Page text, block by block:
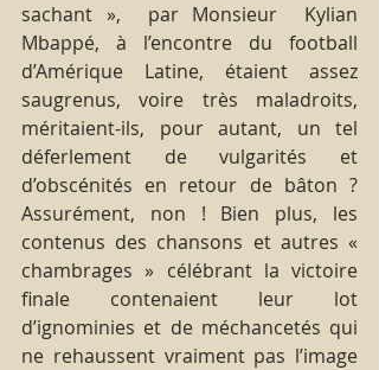
sachant »,  par Monsieur  Kylian
Mbappé, à l’encontre du football
d’Amérique Latine, étaient assez
saugrenus, voire très maladroits,
méritaient-ils, pour autant, un tel
déferlement de vulgarités et
d’obscénités en retour de bâton ?
Assurément, non ! Bien plus, les
contenus des chansons et autres «
chambrages » célébrant la victoire
finale contenaient leur lot
d’ignominies et de méchancetés qui
ne rehaussent vraiment pas l’image